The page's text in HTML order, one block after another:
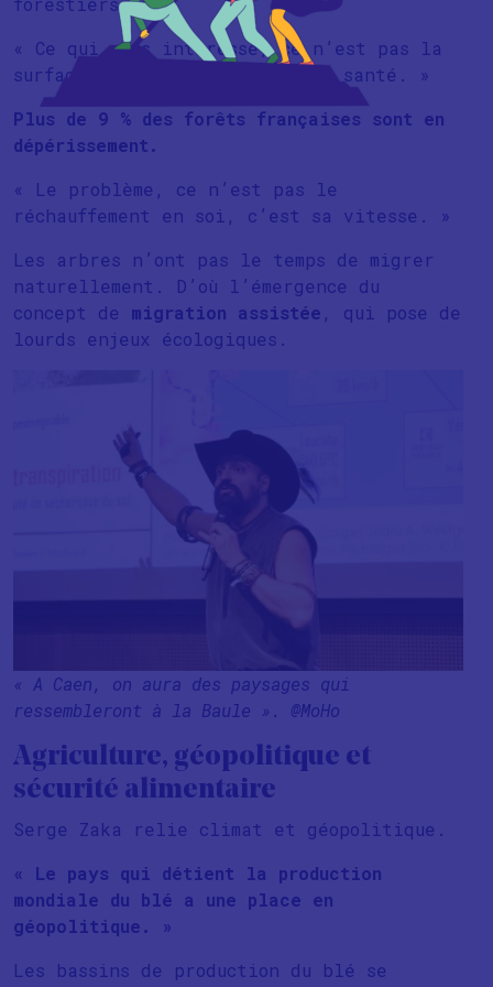
« Ce qui nous intéresse, ce n’est pas la
surface forestière, c’est leur santé. »
Plus de 9 % des forêts françaises sont en
dépérissement.
« Le problème, ce n’est pas le
réchauffement en soi, c’est sa vitesse. »
Les arbres n’ont pas le temps de migrer
naturellement. D’où l’émergence du
concept de migration assistée , qui pose de
lourds enjeux écologiques.
« A Caen, on aura des paysages qui
ressembleront à la Baule ». @MoHo
Agriculture, géopolitique et
sécurité alimentaire
Serge Zaka relie climat et géopolitique.
« Le pays qui détient la production
mondiale du blé a une place en
géopolitique. »
Les bassins de production du blé se